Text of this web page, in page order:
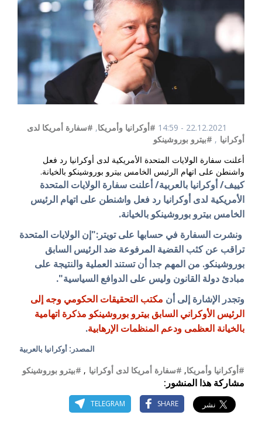
22.12.2021 - 14:59 #أوكرانيا وأمريكا, #سفارة أمريكا لدى
أوكرانيا , #بيترو بوروشينكو
أعلنت سفارة الولايات المتحدة الأمريكية لدى أوكرانيا رد فعل
واشنطن على اتهام الرئيس الخامس بيترو بوروشينكو بالخيانة.
كييف/ أوكرانيا بالعربية/ أعلنت سفارة الولايات المتحدة
الأمريكية لدى أوكرانيا رد فعل واشنطن على اتهام الرئيس
الخامس بيترو بوروشينكو بالخيانة.
ونشرت السفارة في حسابها على تويتر:"إن الولايات المتحدة
تراقب عن كثب القضية المرفوعة ضد الرئيس السابق
بوروشينكو. من المهم جدا أن تستند العملية والنتيجة على
مبادئ دولة القانون وليس على الدوافع السياسية".
وتجدر الإشارة إلى أن مكتب التحقيقات الحكومي وجه إلى
الرئيس الأوكراني السابق بيترو بوروشينكو مذكرة اتهامية
بالخيانة العظمى ودعم المنظمات الإرهابية.
المصدر: أوكرانيا بالعربية
#أوكرانيا وأمريكا, #سفارة أمريكا لدى أوكرانيا , #بيترو بوروشينكو
مشاركة هذا المنشور:
SHARE
TELEGRAM